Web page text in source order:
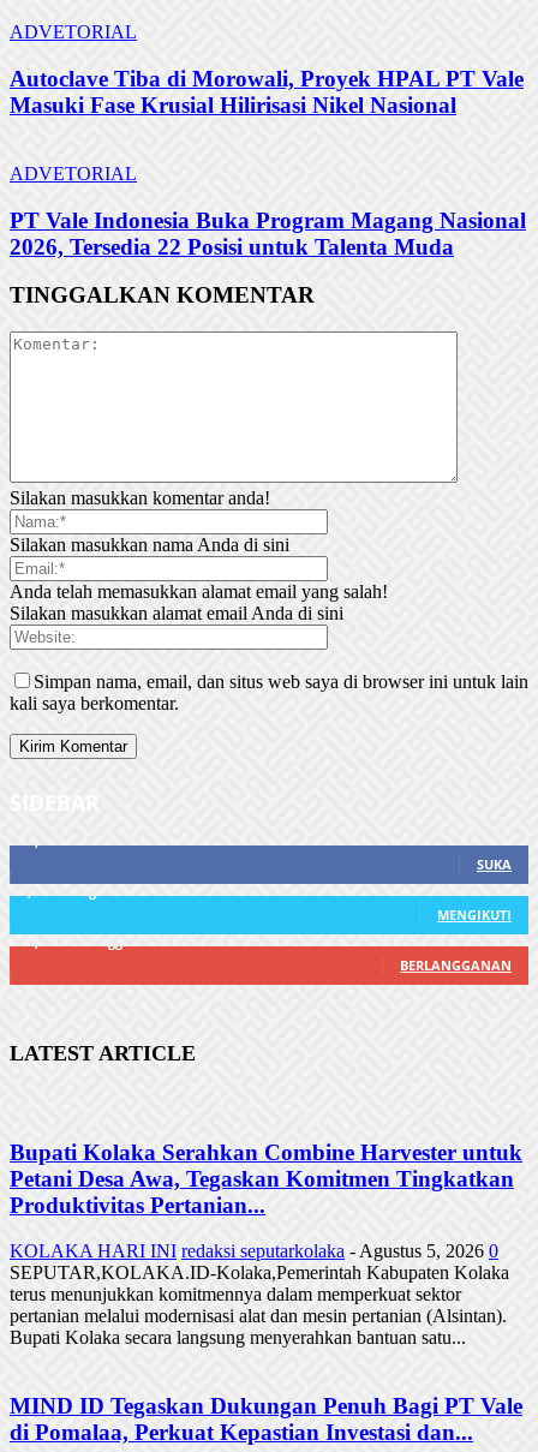
ADVETORIAL
Autoclave Tiba di Morowali, Proyek HPAL PT Vale
Masuki Fase Krusial Hilirisasi Nikel Nasional
ADVETORIAL
PT Vale Indonesia Buka Program Magang Nasional
2026, Tersedia 22 Posisi untuk Talenta Muda
TINGGALKAN KOMENTAR
Silakan masukkan komentar anda!
Silakan masukkan nama Anda di sini
Anda telah memasukkan alamat email yang salah!
Silakan masukkan alamat email Anda di sini
Simpan nama, email, dan situs web saya di browser ini untuk lain
kali saya berkomentar.
SUKA
MENGIKUTI
BERLANGGANAN
LATEST ARTICLE
Bupati Kolaka Serahkan Combine Harvester untuk
Petani Desa Awa, Tegaskan Komitmen Tingkatkan
Produktivitas Pertanian...
KOLAKA HARI INI redaksi seputarkolaka - Agustus 5, 2026 0
SEPUTAR,KOLAKA.ID-Kolaka,Pemerintah Kabupaten Kolaka
terus menunjukkan komitmennya dalam memperkuat sektor
pertanian melalui modernisasi alat dan mesin pertanian (Alsintan).
Bupati Kolaka secara langsung menyerahkan bantuan satu...
MIND ID Tegaskan Dukungan Penuh Bagi PT Vale
di Pomalaa, Perkuat Kepastian Investasi dan...